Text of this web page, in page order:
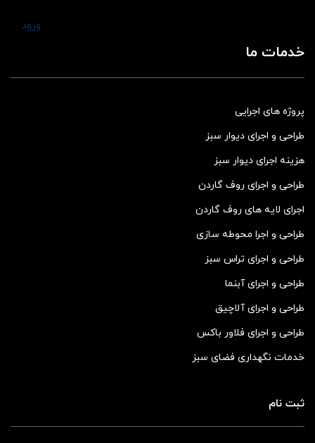
ورود
خدمات ما
پروژه های اجرایی
طراحی و اجرای دیوار سبز
هزینه اجرای دیوار سبز
طراحی و اجرای روف گاردن
اجرای لایه های روف گاردن
طراحی و اجرا محوطه سازی
طراحی و اجرای تراس سبز
طراحی و اجرای آبنما
طراحی و اجرای آلاچیق
طراحی و اجرای فلاور باکس
خدمات نگهداری فضای سبز
ثبت نام